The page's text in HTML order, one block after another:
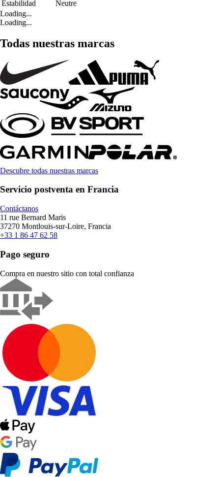
Estabilidad
Neutre
Loading...
Loading...
Todas nuestras marcas
Descubre todas nuestras marcas
Servicio postventa en Francia
Contáctanos
11 rue Bernard Maris
37270 Montlouis-sur-Loire, Francia
+33 1 86 47 62 58
Pago seguro
Compra en nuestro sitio con total confianza